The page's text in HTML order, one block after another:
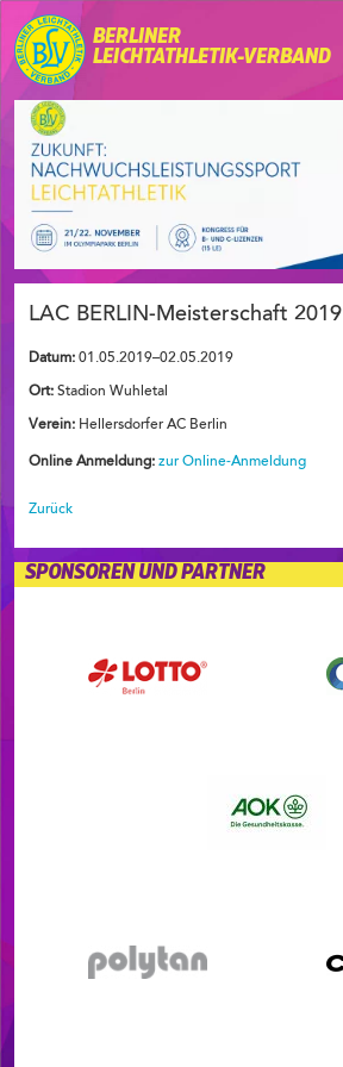
BERLINER
LEICHTATHLETIK-VERBAND
LAC BERLIN-Meisterschaft 2019
Datum: 01.05.2019–02.05.2019
Ort: Stadion Wuhletal
Verein: Hellersdorfer AC Berlin
Online Anmeldung: zur Online-Anmeldung
Zurück
SPONSOREN UND PARTNER